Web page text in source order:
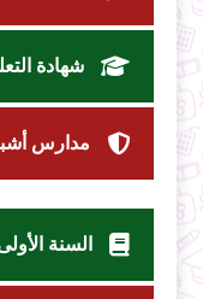
شهادة
مدارس
السنة